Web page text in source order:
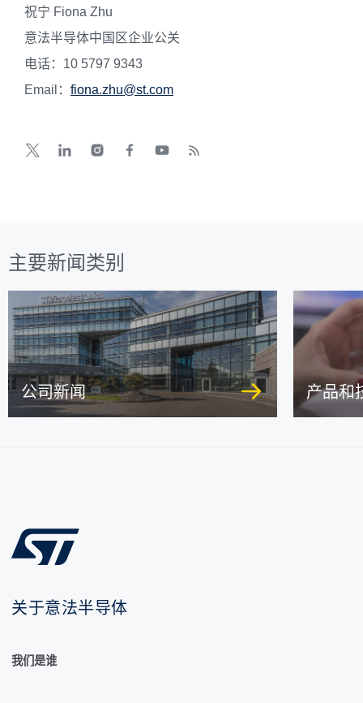
祝宁 Fiona Zhu
意法半导体中国区企业公关
电话：10 5797 9343
Email： fiona.zhu@st.com
主要新闻类别
公司新闻 产品和
关于意法半导体
我们是谁